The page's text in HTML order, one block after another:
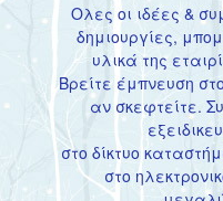
Ολες οι ιδέες &
δημιουργίες,
υλικά της
Βρείτε έμπνευση
αν σκεφτείτε.
στοδίκτυο
στο